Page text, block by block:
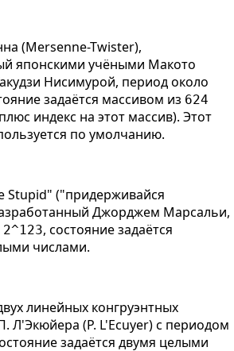
(Mersenne-Twister),
японскими учёными Макото
Нисимурой, период около
задаётся массивом из 624
индекс на этот массив). Этот
по умолчанию.
Stupid" ("придерживайся
Джорджем Марсальи,
2^123, состояние задаётся
числами.
линейных конгруэнтных
Л'Экюйера (P. L'Ecuyer) с периодом
задаётся двумя целыми